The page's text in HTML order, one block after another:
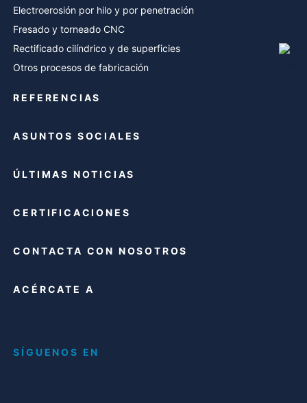
Electroerosión por hilo y por penetración
Fresado y torneado CNC
Rectificado cilíndrico y de superficies
Otros procesos de fabricación
REFERENCIAS
ASUNTOS SOCIALES
ÚLTIMAS NOTICIAS
CERTIFICACIONES
CONTACTA CON NOSOTROS
ACÉRCATE A
SÍGUENOS EN